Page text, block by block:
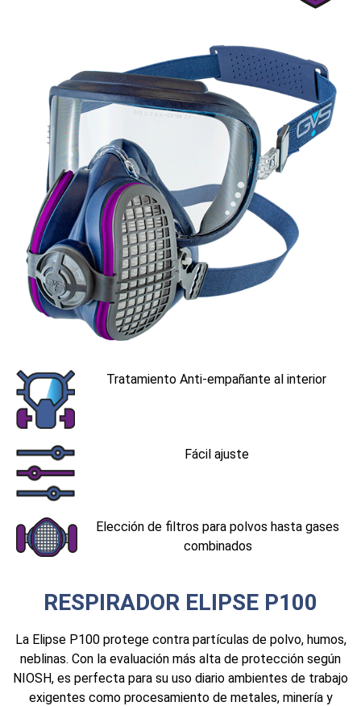
Tratamiento Anti-empañante al interior
Fácil ajuste
Elección de filtros para polvos hasta gases
combinados
RESPIRADOR ELIPSE P100
La Elipse P100 protege contra partículas de polvo, humos,
neblinas. Con la evaluación más alta de protección según
NIOSH, es perfecta para su uso diario ambientes de trabajo
exigentes como procesamiento de metales, minería y